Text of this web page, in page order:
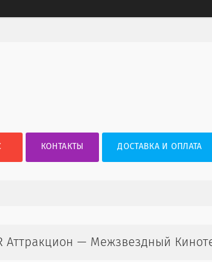
КОНТАКТЫ ДОСТАВКА И ОПЛАТА
Аттракцион — Межзвездный